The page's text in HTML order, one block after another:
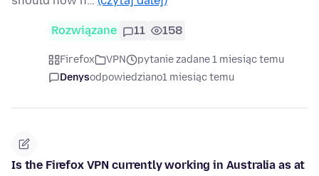
Rozwiązane 11 158
Firefox VPN
pytanie zadane 1 miesiąc temu
Denysodpowiedziano1 miesiąc temu
Is the Firefox VPN currently working in Australia as at